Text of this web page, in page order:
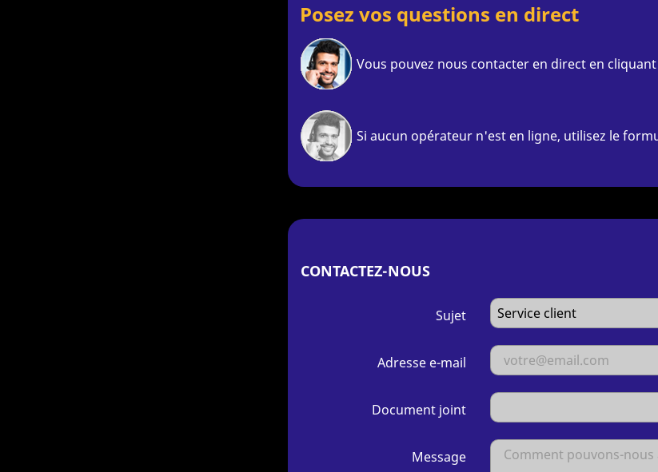
Posez vos questions en direct
Vous pouvez nous contacter en direct en
Si aucun opérateur n'est en ligne, utilisez le
CONTACTEZ-NOUS
Sujet
Adresse e-mail
Document joint
Message